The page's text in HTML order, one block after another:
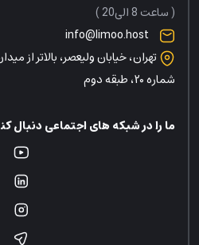
( ساعت 8 الی20 )
info@limoo.host
تهران، خیابان ولیعصر، بالاتر از
شماره ۲۰، طبقه دوم
ما را در شبکه های اجتماعی دنبال